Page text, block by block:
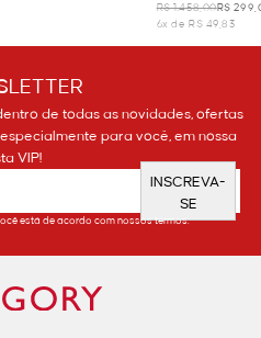
R$ 1.458,00R$
6x de R$ 49,83
de todas as novidades, ofertas
para você, em nossa
VIP!
INSCREVA-
SE
está de acordo com nossos termos.